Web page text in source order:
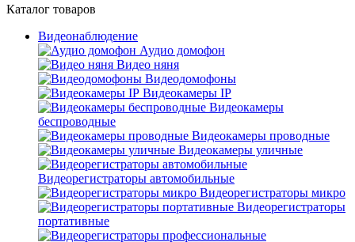
Каталог товаров
Видеонаблюдение
Аудио домофон
Видео няня
Видеодомофоны
Видеокамеры IP
Видеокамеры
беспроводные
Видеокамеры проводные
Видеокамеры уличные
Видеорегистраторы автомобильные
Видеорегистраторы микро
Видеорегистраторы
портативные